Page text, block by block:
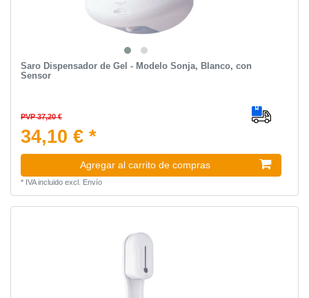
Saro Dispensador de Gel - Modelo Sonja, Blanco, con
Sensor
PVP 37,20 €
34,10 € *
Agregar al carrito de compras
* IVA incluidoexcl. Envío